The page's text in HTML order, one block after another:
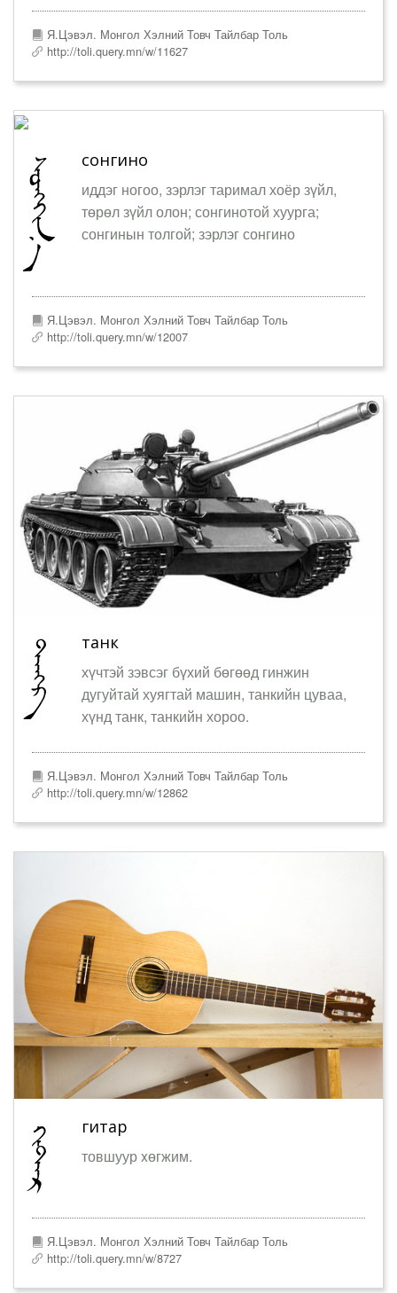
Я.Цэвэл. Монгол Хэлний Товч Тайлбар Толь
http://toli.query.mn/w/11627
сонгино
иддэг ногоо, зэрлэг таримал хоёр зүйл,
төрөл зүйл олон; сонгинотой хуурга;
сонгинын толгой; зэрлэг сонгино
Я.Цэвэл. Монгол Хэлний Товч Тайлбар Толь
http://toli.query.mn/w/12007
танк
хүчтэй зэвсэг бүхий бөгөөд гинжин
дугуйтай хуягтай машин, танкийн цуваа,
хүнд танк, танкийн хороо.
Я.Цэвэл. Монгол Хэлний Товч Тайлбар Толь
http://toli.query.mn/w/12862
гитар
товшуур xөгжим.
Я.Цэвэл. Монгол Хэлний Товч Тайлбар Толь
http://toli.query.mn/w/8727